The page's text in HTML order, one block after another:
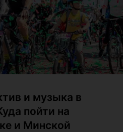
и музыка в
пойти на
и Минской